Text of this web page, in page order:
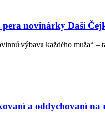
novinárky Daši
výbavu každého muža“ –
a oddychovaní na